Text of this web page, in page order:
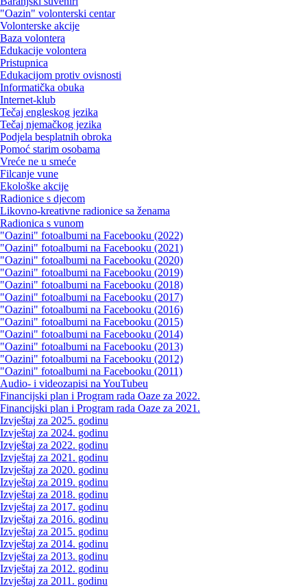
"Oazin" volonterski centar
Volonterske akcije
Baza volontera
Edukacije volontera
Pristupnica
Edukacijom protiv ovisnosti
Informatička obuka
Internet-klub
Tečaj engleskog jezika
Tečaj njemačkog jezika
Podjela besplatnih obroka
Pomoć starim osobama
Vreće ne u smeće
Filcanje vune
Ekološke akcije
Radionice s djecom
Likovno-kreativne radionice sa ženama
Radionica s vunom
"Oazini" fotoalbumi na Facebooku (2022)
"Oazini" fotoalbumi na Facebooku (2021)
"Oazini" fotoalbumi na Facebooku (2020)
"Oazini" fotoalbumi na Facebooku (2019)
"Oazini" fotoalbumi na Facebooku (2018)
"Oazini" fotoalbumi na Facebooku (2017)
"Oazini" fotoalbumi na Facebooku (2016)
"Oazini" fotoalbumi na Facebooku (2015)
"Oazini" fotoalbumi na Facebooku (2014)
"Oazini" fotoalbumi na Facebooku (2013)
"Oazini" fotoalbumi na Facebooku (2012)
"Oazini" fotoalbumi na Facebooku (2011)
Audio- i videozapisi na YouTubeu
Financijski plan i Program rada Oaze za 2022.
Financijski plan i Program rada Oaze za 2021.
Izvještaj za 2025. godinu
Izvještaj za 2024. godinu
Izvještaj za 2022. godinu
Izvještaj za 2021. godinu
Izvještaj za 2020. godinu
Izvještaj za 2019. godinu
Izvještaj za 2018. godinu
Izvještaj za 2017. godinu
Izvještaj za 2016. godinu
Izvještaj za 2015. godinu
Izvještaj za 2014. godinu
Izvještaj za 2013. godinu
Izvještaj za 2012. godinu
Izvještaj za 2011. godinu